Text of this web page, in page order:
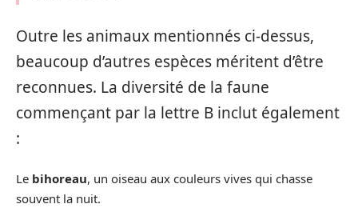
Outre les animaux mentionnés ci-dessus,
beaucoup d’autres espèces méritent d’être
reconnues. La diversité de la faune
commençant par la lettre B inclut également
:
Le bihoreau, un oiseau aux couleurs vives qui chasse
souvent la nuit.